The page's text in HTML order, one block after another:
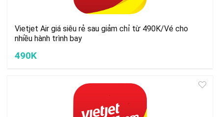
Vietjet Air giá siêu rẻ sau giảm chỉ từ 490K/Vé cho
nhiều hành trình bay
490K